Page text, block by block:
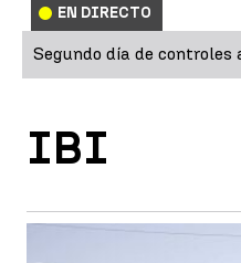
EN DIRECTO
Segundo día de
IBI